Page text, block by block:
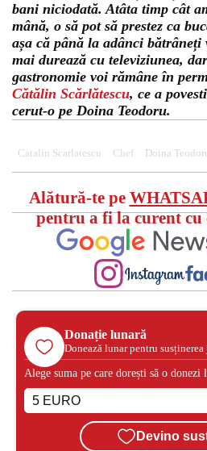
bani niciodată. Atâta timp cât
mână, o să pot să prestez ca
așa că până la adânci
mai durează cu televiziunea,
gastronomie voi rămâne în
Cătălin Scărlătescu, ce a
cerut-o pe Doina Teodoru.
Catalin Scarlatescu Chef Doina
Alătură-te pe
pentru a fi la curent cu
Donație lunară
Donează lunar pentru
Alege suma pe care dorești să o donezi
Devino